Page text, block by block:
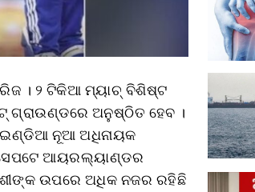
। ୨ ଟିକିଆ ମ୍ୟାଚ୍ ବିଶିଷ୍ଟ
ଅନୁଷ୍ଠିତ ହେବ ।
ଇଣ୍ଡିଆ ନୂଆ ଅଧିନାୟକ
ଆୟରଲ୍ୟାଣ୍ଡର
ଉପରେ ଅଧିକ ନଜର ରହିଛି